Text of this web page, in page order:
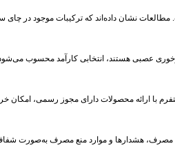
عصبی هستند، انتخابی کارآمد محسوب
پلتفرم با ارائه محصولات دارای مجوز رسمی،
هشدارها و موارد منع مصرف به‌صورت